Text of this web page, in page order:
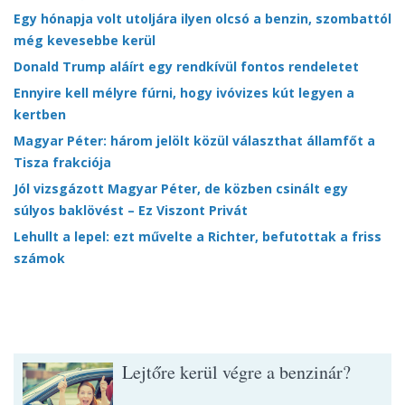
Egy hónapja volt utoljára ilyen olcsó a benzin, szombattól
még kevesebbe kerül
Donald Trump aláírt egy rendkívül fontos rendeletet
Ennyire kell mélyre fúrni, hogy ivóvizes kút legyen a
kertben
Magyar Péter: három jelölt közül választhat államfőt a
Tisza frakciója
Jól vizsgázott Magyar Péter, de közben csinált egy
súlyos baklövést – Ez Viszont Privát
Lehullt a lepel: ezt művelte a Richter, befutottak a friss
számok
Lejtőre kerül végre a benzinár?